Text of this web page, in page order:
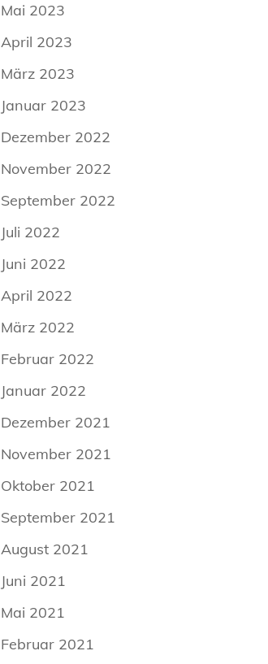
Mai 2023
April 2023
März 2023
Januar 2023
Dezember 2022
November 2022
September 2022
Juli 2022
Juni 2022
April 2022
März 2022
Februar 2022
Januar 2022
Dezember 2021
November 2021
Oktober 2021
September 2021
August 2021
Juni 2021
Mai 2021
Februar 2021